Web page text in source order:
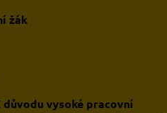
žák
důvodu vysoké pracovní